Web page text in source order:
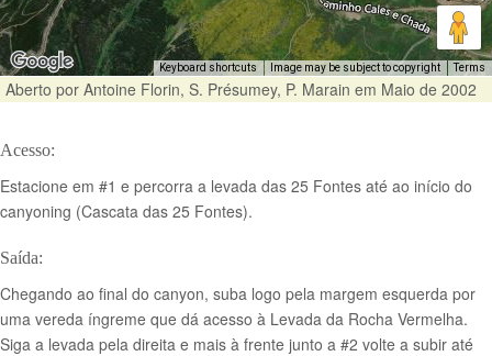
Keyboard shortcuts Image may be subject to copyright Terms
Aberto por Antoine Florin, S. Présumey, P. Marain em Maio de 2002
Acesso:
Estacione em #1 e percorra a levada das 25 Fontes até ao início do
canyoning (Cascata das 25 Fontes).
Saída:
Chegando ao final do canyon, suba logo pela margem esquerda por
uma vereda íngreme que dá acesso à Levada da Rocha Vermelha.
Siga a levada pela direita e mais à frente junto a #2 volte a subir até